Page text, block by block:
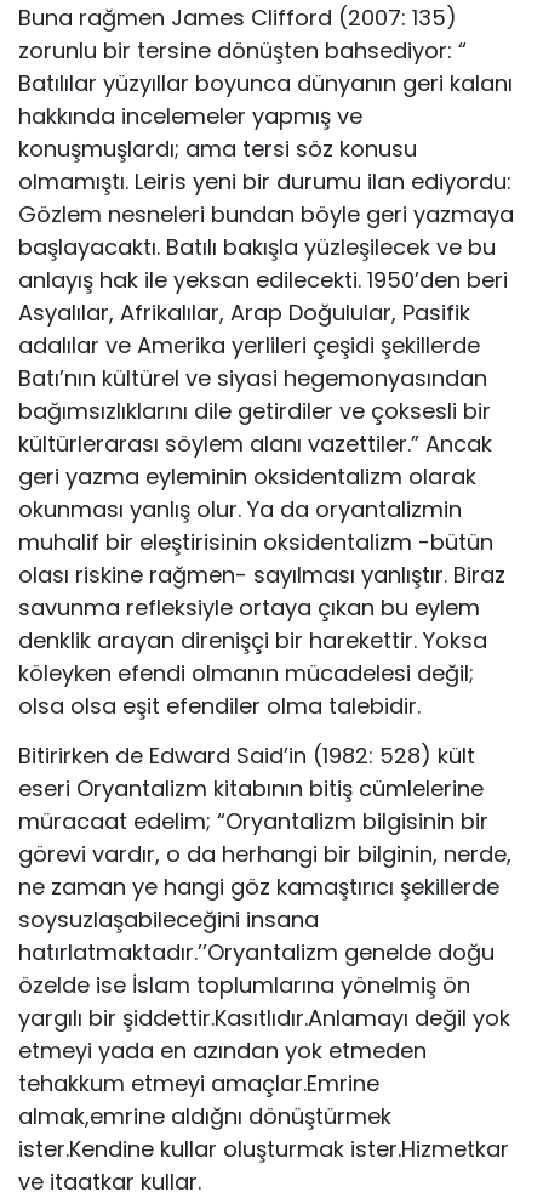
Buna rağmen James Clifford (2007: 135)
zorunlu bir tersine dönüşten bahse­diyor: “
Batılılar yüzyıllar boyunca dünyanın geri kalanı
hakkında incelemeler yapmış ve
konuşmuşlardı; ama tersi söz konusu
olmamıştı. Leiris yeni bir durumu ilan ediyordu:
Gözlem nesneleri bundan böyle geri yazmaya
başlayacaktı. Batılı bakışla yüzleşilecek ve bu
anlayış hak ile yeksan edilecekti. 1950’den be­ri
Asyalılar, Afrikalılar, Arap Doğulular, Pasifik
adalılar ve Amerika yerlileri çe­şidi şekillerde
Batı’nın kültürel ve siyasi hegemonyasından
bağımsızlıklarını di­le getirdiler ve çoksesli bir
kültürlerarası söylem alanı vazettiler.” Ancak
geri yazma eyleminin oksidentalizm olarak
okunması yanlış olur. Ya da oryantalizmin
muhalif bir eleştirisinin oksidentalizm -bütün
olası riskine rağmen- sayılması yanlıştır. Biraz
savunma refleksiyle ortaya çıkan bu eylem
denklik arayan di­renişçi bir harekettir. Yoksa
köleyken efendi olmanın mücadelesi değil;
olsa olsa eşit efendiler olma talebidir.
Bitirirken de Edward Said’in (1982: 528) kült
eseri Oryantalizm kitabının bitiş cümlelerine
müracaat edelim; “Oryantalizm bilgisinin bir
görevi vardır, o da herhangi bir bilginin, nerde,
ne zaman ye hangi göz kamaştırıcı şekillerde
soy­suzlaşabileceğini insana
hatırlatmaktadır.’’Oryantalizm genelde doğu
özelde ise İslam toplumlarına yönelmiş ön
yargılı bir şiddettir.Kasıtlıdır.Anlamayı değil yok
etmeyi yada en azından yok etmeden
tehakkum etmeyi amaçlar.Emrine
almak,emrine aldığnı dönüştürmek
ister.Kendine kullar oluşturmak ister.Hizmetkar
ve itaatkar kullar.